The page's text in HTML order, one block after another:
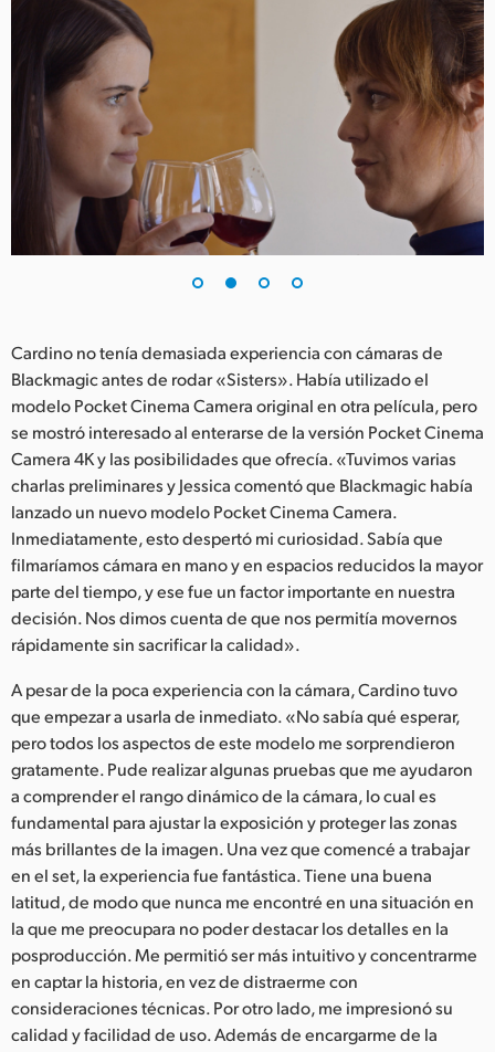
Cardino no tenía demasiada experiencia con cámaras de
Blackmagic antes de rodar «Sisters». Había utilizado el
modelo Pocket Cinema Camera original en otra película, pero
se mostró interesado al enterarse de la versión Pocket Cinema
Camera 4K y las posibilidades que ofrecía. «Tuvimos varias
charlas preliminares y Jessica comentó que Blackmagic había
lanzado un nuevo modelo Pocket Cinema Camera.
Inmediatamente, esto despertó mi curiosidad. Sabía que
filmaríamos cámara en mano y en espacios reducidos la mayor
parte del tiempo, y ese fue un factor importante en nuestra
decisión. Nos dimos cuenta de que nos permitía movernos
rápidamente sin sacrificar la calidad».
A pesar de la poca experiencia con la cámara, Cardino tuvo
que empezar a usarla de inmediato. «No sabía qué esperar,
pero todos los aspectos de este modelo me sorprendieron
gratamente. Pude realizar algunas pruebas que me ayudaron
a comprender el rango dinámico de la cámara, lo cual es
fundamental para ajustar la exposición y proteger las zonas
más brillantes de la imagen. Una vez que comencé a trabajar
en el set, la experiencia fue fantástica. Tiene una buena
latitud, de modo que nunca me encontré en una situación en
la que me preocupara no poder destacar los detalles en la
posproducción. Me permitió ser más intuitivo y concentrarme
en captar la historia, en vez de distraerme con
consideraciones técnicas. Por otro lado, me impresionó su
calidad y facilidad de uso. Además de encargarme de la